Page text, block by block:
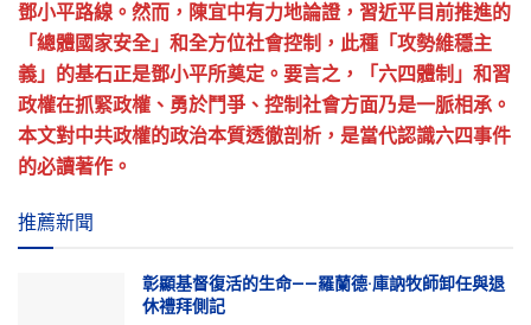
鄧小平路線。然而，陳宜中有力地論證，習近平目前推進的
「總體國家安全」和全方位社會控制，此種「攻勢維穩主
義」的基石正是鄧小平所奠定。要言之，「六四體制」和習
政權在抓緊政權、勇於鬥爭、控制社會方面乃是一脈相承。
本文對中共政權的政治本質透徹剖析，是當代認識六四事件
的必讀著作。
推薦新聞
彰顯基督復活的生命——羅蘭德·庫訥牧師卸任與退
休禮拜側記